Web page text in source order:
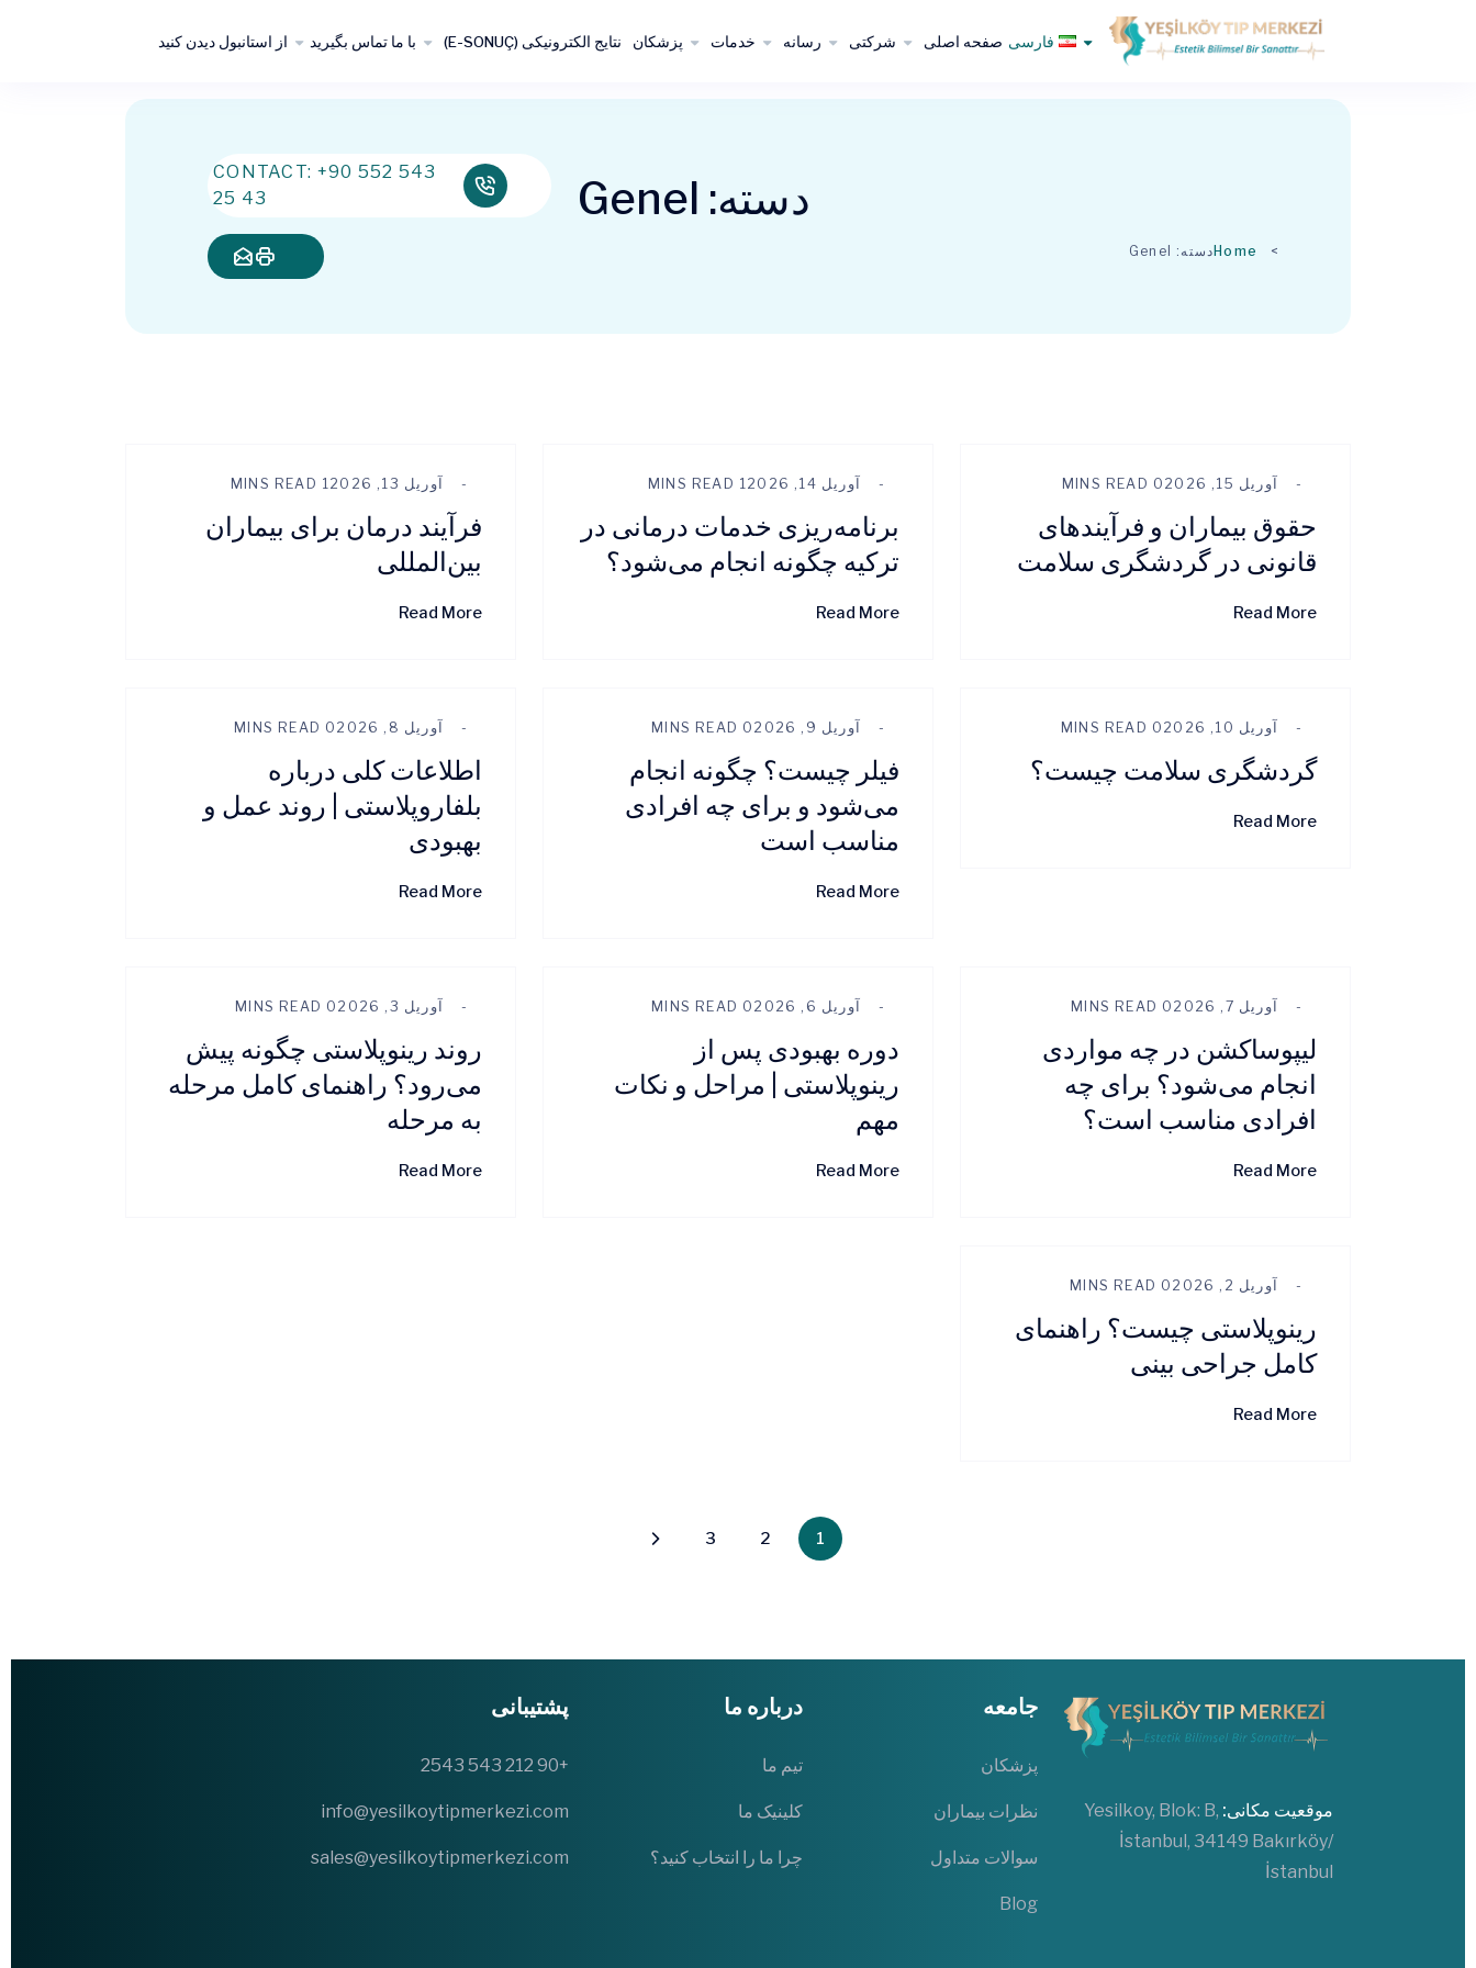
فارسی صفحه اصلی شرکتی رسانه خدمات پزشکان نتایج الکترونیکی (E-SONUÇ) با ما تماس بگیرید از استانبول دیدن کنید
دسته: Genel
Homeدسته: Genel
CONTACT: +90 552 543
25 43
آوریل 15, 2026 0 MINS READ
حقوق بیماران و فرآیندهای
قانونی در گردشگری سلامت
Read More
آوریل 14, 2026 1 MINS READ
برنامه‌ریزی خدمات درمانی در
ترکیه چگونه انجام می‌شود؟
Read More
آوریل 13, 2026 1 MINS READ
فرآیند درمان برای بیماران
بین‌المللی
Read More
آوریل 10, 2026 0 MINS READ
گردشگری سلامت چیست؟
Read More
آوریل 9, 2026 0 MINS READ
فیلر چیست؟ چگونه انجام
می‌شود و برای چه افرادی
مناسب است
Read More
آوریل 8, 2026 0 MINS READ
اطلاعات کلی درباره
بلفاروپلاستی | روند عمل و
بهبودی
Read More
آوریل 7, 2026 0 MINS READ
لیپوساکشن در چه مواردی
انجام می‌شود؟ برای چه
افرادی مناسب است؟
Read More
آوریل 6, 2026 0 MINS READ
دوره بهبودی پس از
رینوپلاستی | مراحل و نکات
مهم
Read More
آوریل 3, 2026 0 MINS READ
روند رینوپلاستی چگونه پیش
می‌رود؟ راهنمای کامل مرحله
به مرحله
Read More
آوریل 2, 2026 0 MINS READ
رینوپلاستی چیست؟ راهنمای
کامل جراحی بینی
Read More
1
2
3
موقعیت مکانی: Yesilkoy, Blok: B,
İstanbul, 34149 Bakırköy/
İstanbul
جامعه
پزشکان
نظرات بیماران
سوالات متداول
Blog
درباره ما
تیم ما
کلینیک ما
چرا ما را انتخاب کنید؟
پشتیبانی
+90 212 543 2543
info@yesilkoytipmerkezi.com
sales@yesilkoytipmerkezi.com